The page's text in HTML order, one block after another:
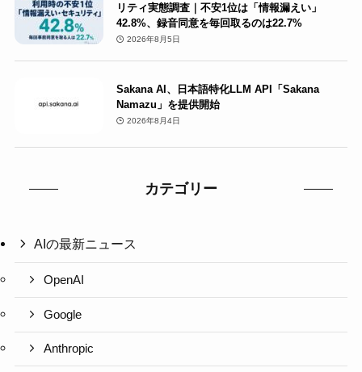
リティ実態調査｜不安1位は「情報漏えい」
42.8%、録音同意を毎回取るのは22.7%
2026年8月5日
Sakana AI、日本語特化LLM API「Sakana
Namazu」を提供開始
2026年8月4日
カテゴリー
AIの最新ニュース
OpenAI
Google
Anthropic